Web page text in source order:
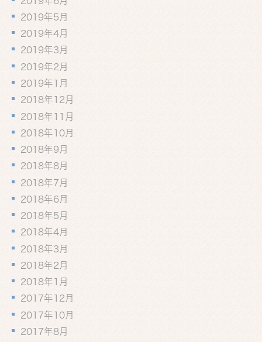
2019年5月
2019年4月
2019年3月
2019年2月
2019年1月
2018年12月
2018年11月
2018年10月
2018年9月
2018年8月
2018年7月
2018年6月
2018年5月
2018年4月
2018年3月
2018年2月
2018年1月
2017年12月
2017年10月
2017年8月